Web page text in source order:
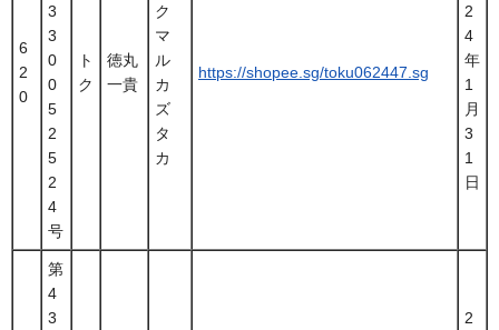
6
2
0
3
3
0
0
5
2
5
2
4
号
ト
ク
徳丸
一貴
ク
マ
ル
カ
ズ
タ
カ
https://shopee.sg/toku062447.sg
2
4
年
1
月
3
1
日
第
4
3
2